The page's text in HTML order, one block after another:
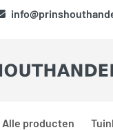
Alle producten